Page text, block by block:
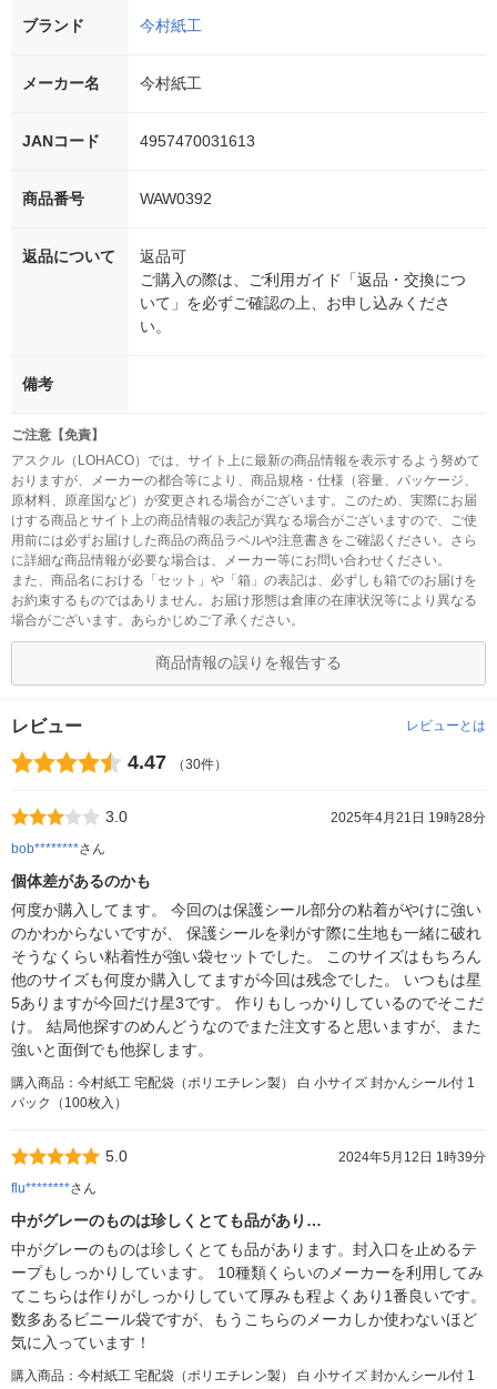
ブランド 今村紙工
メーカー名 今村紙工
JANコード 4957470031613
商品番号 WAW0392
返品について
返品可
ご購入の際は、ご利用ガイド「返品・交換につ
いて」を必ずご確認の上、お申し込みくださ
い。
備考
ご注意【免責】
アスクル（LOHACO）では、サイト上に最新の商品情報を表示するよう努めて
おりますが、メーカーの都合等により、商品規格・仕様（容量、パッケージ、
原材料、原産国など）が変更される場合がございます。このため、実際にお届
けする商品とサイト上の商品情報の表記が異なる場合がございますので、ご使
用前には必ずお届けした商品の商品ラベルや注意書きをご確認ください。さら
に詳細な商品情報が必要な場合は、メーカー等にお問い合わせください。
また、商品名における「セット」や「箱」の表記は、必ずしも箱でのお届けを
お約束するものではありません。お届け形態は倉庫の在庫状況等により異なる
場合がございます。あらかじめご了承ください。
商品情報の誤りを報告する
レビュー レビューとは
4.47 （30件）
3.0
2025年4月21日 19時28分
bob********さん
個体差があるのかも
何度か購入してます。 今回のは保護シール部分の粘着がやけに強い
のかわからないですが、 保護シールを剥がす際に生地も一緒に破れ
そうなくらい粘着性が強い袋セットでした。 このサイズはもちろん
他のサイズも何度か購入してますが今回は残念でした。 いつもは星
5ありますが今回だけ星3です。 作りもしっかりしているのでそこだ
け。 結局他探すのめんどうなのでまた注文すると思いますが、また
強いと面倒でも他探します。
購入商品：今村紙工 宅配袋（ポリエチレン製） 白 小サイズ 封かんシール付 1
パック（100枚入）
5.0
2024年5月12日 1時39分
flu********さん
中がグレーのものは珍しくとても品があり…
中がグレーのものは珍しくとても品があります。封入口を止めるテ
ープもしっかりしています。 10種類くらいのメーカーを利用してみ
てこちらは作りがしっかりしていて厚みも程よくあり1番良いです。
数多あるビニール袋ですが、もうこちらのメーカしか使わないほど
気に入っています！
購入商品：今村紙工 宅配袋（ポリエチレン製） 白 小サイズ 封かんシール付 1